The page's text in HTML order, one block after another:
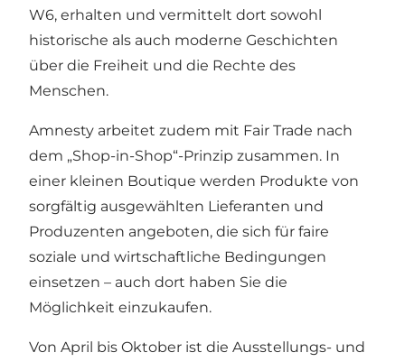
W6, erhalten und vermittelt dort sowohl
historische als auch moderne Geschichten
über die Freiheit und die Rechte des
Menschen.
Amnesty arbeitet zudem mit Fair Trade nach
dem „Shop-in-Shop“-Prinzip zusammen. In
einer kleinen Boutique werden Produkte von
sorgfältig ausgewählten Lieferanten und
Produzenten angeboten, die sich für faire
soziale und wirtschaftliche Bedingungen
einsetzen – auch dort haben Sie die
Möglichkeit einzukaufen.
Von April bis Oktober ist die Ausstellungs- und